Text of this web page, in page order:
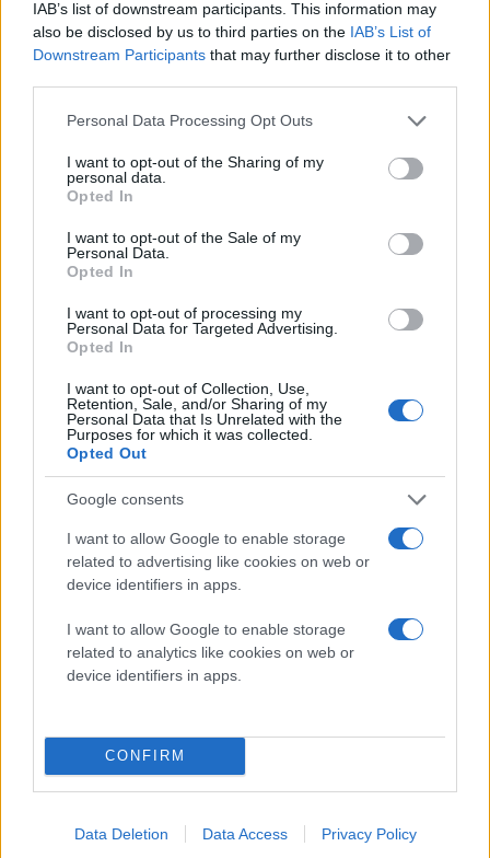
IAB’s list of downstream participants. This information may
also be disclosed by us to third parties on the IAB’s List of
Downstream Participants that may further disclose it to other
Please note that this website/app uses one or more Google
not limited to your visit or usage behaviour. You may click to
grant or deny consent to Google and its third-party tags to
use your data for below specified purposes in below Google
consent section.
Personal Data Processing Opt Outs
I want to opt-out of the Sharing of my
personal data.
Opted In
I want to opt-out of the Sale of my
Personal Data.
Opted In
I want to opt-out of processing my
Personal Data for Targeted Advertising.
Opted In
I want to opt-out of Collection, Use,
Retention, Sale, and/or Sharing of my
Personal Data that Is Unrelated with the
Purposes for which it was collected.
Opted Out
Google consents
I want to allow Google to enable storage
related to advertising like cookies on web or
device identifiers in apps.
I want to allow Google to enable storage
related to analytics like cookies on web or
device identifiers in apps.
CONFIRM
Data Deletion Data Access Privacy Policy
Διαβάστε περισσότερα
Τετάρτη 29 Απρ 2026, 22:40
Δύο σοβαρά εργατικά
Αλόννησο και Πέραμα
Τραυματισμός ναυτικού
μετά από πτώση από
σκαλωσιά και ατύχημα με
ναυπηγοεπισκευαστική
ζώνη – Σε εξέλιξη οι
Πιερία: Σύγκρουση δύο
ΙΧ στη διασταύρωση
Πλάκας Λιτοχώρου